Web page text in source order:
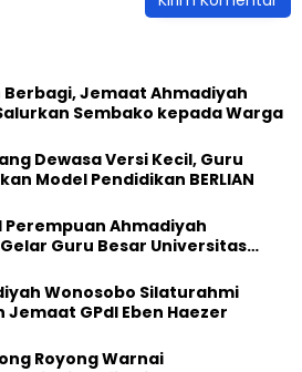
Berbagi, Jemaat Ahmadiyah
Sembako kepada Warga
Dewasa Versi Kecil, Guru
Model Pendidikan BERLIAN
Perempuan Ahmadiyah
Guru Besar Universitas
Wonosobo Silaturahmi
GPdI Eben Haezer
Royong Warnai